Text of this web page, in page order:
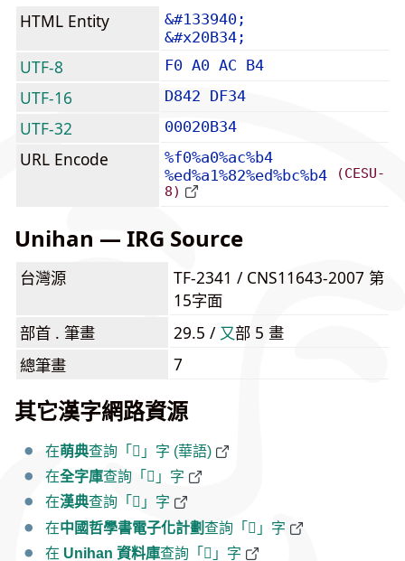
HTML Entity
&#133940;
&#x20B34;
UTF-8 F0 A0 AC B4
UTF-16 D842 DF34
UTF-32 00020B34
URL Encode
%f0%a0%ac%b4
%ed%a1%82%ed%bc%b4
(CESU-
8)
Unihan — IRG Source
台灣源
TF-2341 / CNS11643-2007 第
15字面
部首 . 筆畫
29.5 / ⼜部 5 畫
總筆畫
7
其它漢字網路資源
在萌典查詢「𠬴」字 (華語)
在全字庫查詢「𠬴」字
在漢典查詢「𠬴」字
在中國哲學書電子化計劃查詢「𠬴」字
在 Unihan 資料庫查詢「𠬴」字